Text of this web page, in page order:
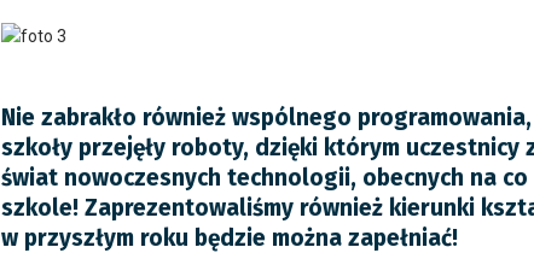
Nie zabrakło również wspólnego
szkoły przejęły roboty, dzięki którym uczestnicy
świat nowoczesnych technologii, obecnych na
szkole! Zaprezentowaliśmy również kierunki
w przyszłym roku będzie można zapełniać!